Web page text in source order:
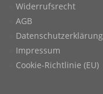
Widerrufsrecht
AGB
Datenschutzerklärung
Impressum
Cookie-Richtlinie (EU)